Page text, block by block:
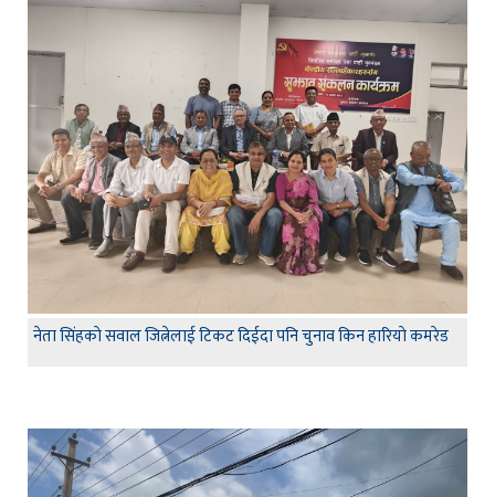
नेता सिंहकाे सवाल जित्नेलाई टिकट दिईदा पनि चुनाव किन हारियाे कमरेड